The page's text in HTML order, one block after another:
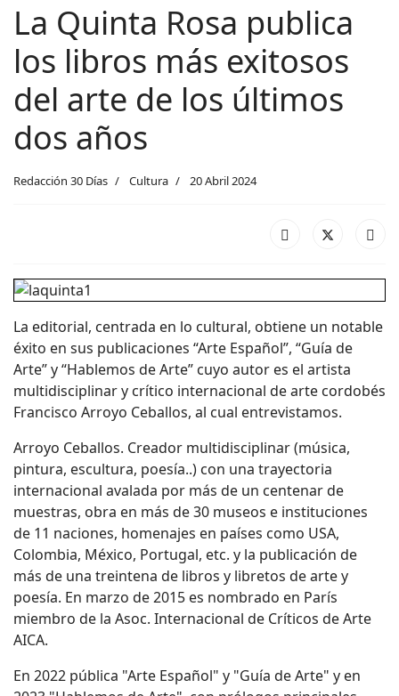
La Quinta Rosa publica
los libros más exitosos
del arte de los últimos
dos años
Redacción 30 Días Cultura 20 Abril 2024
La editorial, centrada en lo cultural, obtiene un notable
éxito en sus publicaciones “Arte Español”, “Guía de
Arte” y “Hablemos de Arte” cuyo autor es el artista
multidisciplinar y crítico internacional de arte cordobés
Francisco Arroyo Ceballos, al cual entrevistamos.
Arroyo Ceballos. Creador multidisciplinar (música,
pintura, escultura, poesía..) con una trayectoria
internacional avalada por más de un centenar de
muestras, obra en más de 30 museos e instituciones
de 11 naciones, homenajes en países como USA,
Colombia, México, Portugal, etc. y la publicación de
más de una treintena de libros y libretos de arte y
poesía. En marzo de 2015 es nombrado en París
miembro de la Asoc. Internacional de Críticos de Arte
AICA.
En 2022 pública "Arte Español" y "Guía de Arte" y en